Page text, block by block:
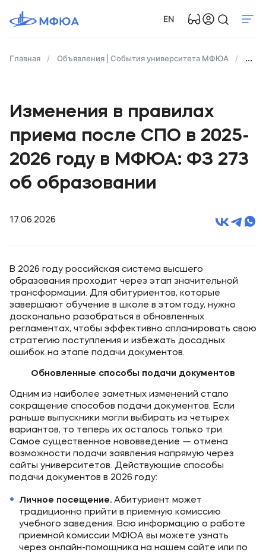
EN
Главная Объявления | События университета МФЮА
Изменения в правилах
приема после СПО в 2025-
2026 году в МФЮА: ФЗ 273
об образовании
17.06.2026
В 2026 году российская система высшего
образования проходит через этап значительной
трансформации. Для абитуриентов, которые
завершают обучение в школе в этом году, нужно
досконально разобраться в обновленных
регламентах, чтобы эффективно спланировать свою
стратегию поступления и избежать досадных
ошибок на этапе подачи документов.
Обновленные способы подачи документов
Одним из наиболее заметных изменений стало
сокращение способов подачи документов. Если
раньше выпускники могли выбирать из четырех
вариантов, то теперь их осталось только три.
Самое существенное нововведение — отмена
возможности подачи заявления напрямую через
сайты университетов. Действующие способы
подачи документов в 2026 году:
Личное посещение. Абитуриент может
традиционно прийти в приемную комиссию
учебного заведения. Всю информацию о работе
приемной комиссии МФЮА вы можете узнать
через онлайн-помощника на нашем сайте или по